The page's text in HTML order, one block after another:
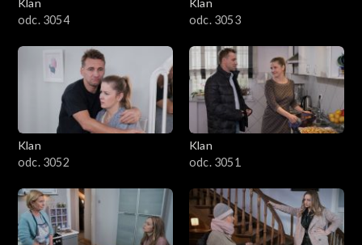
Klan
odc. 3054
Klan
odc. 3053
Klan
odc. 3052
Klan
odc. 3051